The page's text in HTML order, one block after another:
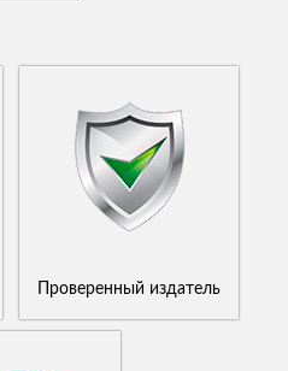
Проверенный издатель